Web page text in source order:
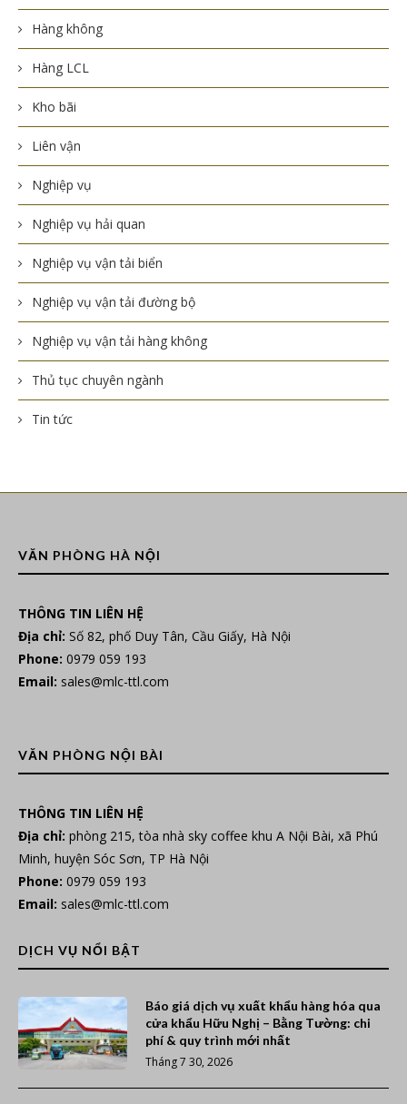
Hàng không
Hàng LCL
Kho bãi
Liên vận
Nghiệp vụ
Nghiệp vụ hải quan
Nghiệp vụ vận tải biển
Nghiệp vụ vận tải đường bộ
Nghiệp vụ vận tải hàng không
Thủ tục chuyên ngành
Tin tức
VĂN PHÒNG HÀ NỘI
THÔNG TIN LIÊN HỆ
Địa chỉ: Số 82, phố Duy Tân, Cầu Giấy, Hà Nội
Phone: 0979 059 193
Email: sales@mlc-ttl.com
VĂN PHÒNG NỘI BÀI
THÔNG TIN LIÊN HỆ
Địa chỉ: phòng 215, tòa nhà sky coffee khu A Nội Bài, xã Phú
Minh, huyện Sóc Sơn, TP Hà Nội
Phone: 0979 059 193
Email: sales@mlc-ttl.com
DỊCH VỤ NỔI BẬT
Báo giá dịch vụ xuất khẩu hàng hóa qua
cửa khẩu Hữu Nghị – Bằng Tường: chi
phí & quy trình mới nhất
Tháng 7 30, 2026